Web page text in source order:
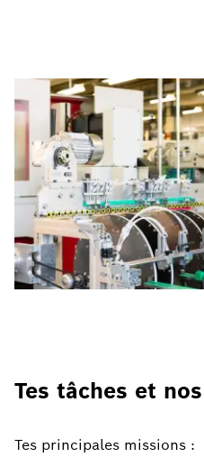
Tes tâches et
Tes principales missions :